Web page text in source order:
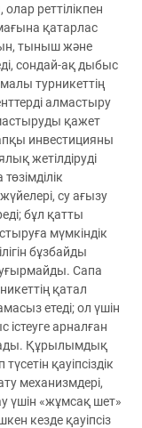
реттілікпен
қатарлас
тыныш және
сондай-ақ дыбыс
турникеттің
алмастыру
қажет
инвестицияны
жетілдіруді
су ағызу
бұл қатты
мүмкіндік
бұзбайды
Сапа
қатал
етеді; ол үшін
арналған
Құрылымдық
қауіпсіздік
механизмдері,
үшін «жұмсақ шет»
кезде қауіпсіз